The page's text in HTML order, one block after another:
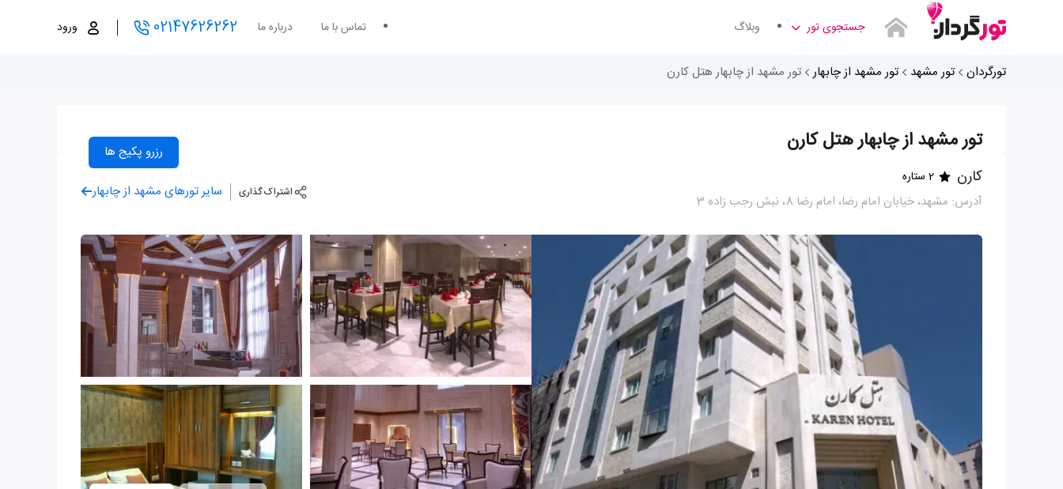
جستجوی تور وبلاگ تماس با ما درباره ما 02147626262 ورود
تورگردان تور مشهد تور مشهد از چابهار تور مشهد از چابهار هتل کارن
تور مشهد از چابهار هتل کارن رزرو پکیج ها
کارن 2 ستاره
آدرس: مشهد، خیابان امام رضا، امام رضا 8، نبش رجب زاده 3
اشتراک گذاری سایر تورهای مشهد از چابهار